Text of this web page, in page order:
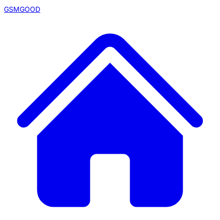
GSMGOOD